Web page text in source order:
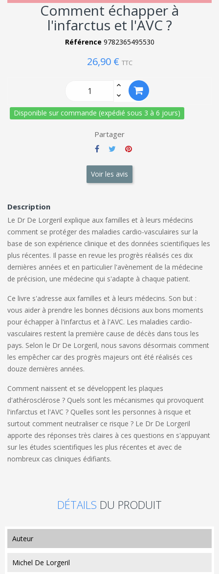
Comment échapper à
l'infarctus et l'AVC ?
Référence 9782365495530
26,90 € TTC
Disponible sur commande (expédié sous 3 à 6 jours)
Partager
Voir les avis
Description
Le Dr De Lorgeril explique aux familles et à leurs médecins
comment se protéger des maladies cardio-vasculaires sur la
base de son expérience clinique et des données scientifiques les
plus récentes. Il passe en revue les progrès réalisés ces dix
dernières années et en particulier l'avènement de la médecine
de précision, une médecine qui s'adapte à chaque patient.
Ce livre s'adresse aux familles et à leurs médecins. Son but :
vous aider à prendre les bonnes décisions aux bons moments
pour échapper à l'infarctus et à l'AVC. Les maladies cardio-
vasculaires restent la première cause de décès dans tous les
pays. Selon le Dr De Lorgeril, nous savons désormais comment
les empêcher car des progrès majeurs ont été réalisés ces
douze dernières années.
Comment naissent et se développent les plaques
d'athérosclérose ? Quels sont les mécanismes qui provoquent
l'infarctus et l'AVC ? Quelles sont les personnes à risque et
surtout comment neutraliser ce risque ? Le Dr De Lorgeril
apporte des réponses très claires à ces questions en s'appuyant
sur les études scientifiques les plus récentes et avec de
nombreux cas cliniques édifiants.
DÉTAILS DU PRODUIT
auteur
Michel De Lorgeril